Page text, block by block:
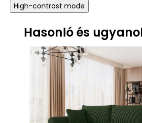
High-contrast mode
Hasonló és